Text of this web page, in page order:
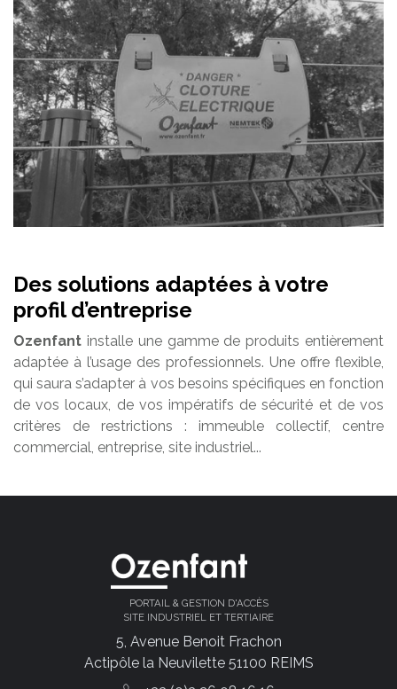
Des solutions adaptées à votre
profil d’entreprise
Ozenfant installe une gamme de produits entièrement
adaptée à l’usage des professionnels. Une offre flexible,
qui saura s’adapter à vos besoins spécifiques en fonction
de vos locaux, de vos impératifs de sécurité et de vos
critères de restrictions : immeuble collectif, centre
commercial, entreprise, site industriel...
PORTAIL & GESTION D'ACCÈS
SITE INDUSTRIEL ET TERTIAIRE
5, Avenue Benoit Frachon
Actipôle la Neuvilette 51100 REIMS